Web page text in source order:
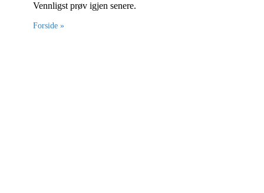
Vennligst prøv igjen senere.
Forside »